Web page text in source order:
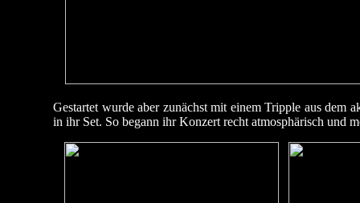
Gestartet wurde aber zunächst mit einem Tripple aus dem
in ihr Set. So begann ihr Konzert recht atmosphärisch und